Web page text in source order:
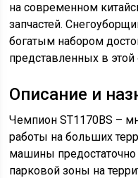
на современном
запчастей.
богатым набором
представленных в этой
Описание и
Чемпион ST1170BS –
работы на больших
машины предостаточно
парковой зоны на